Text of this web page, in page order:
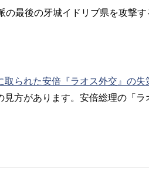
の最後の牙城イドリブ県を攻撃
取られた安倍『ラオス外交』の失
方があります。安倍総理の「